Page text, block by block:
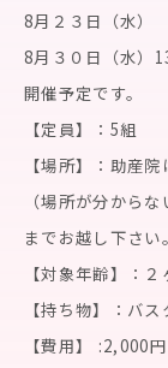
8月２３日（水）
8月３０日（水）
開催予定です。
【定員】：5組
【場所】：助産
（場所が分から
までお越し下さい
【対象年齢】：
【持ち物】：バ
【費用】 :2,000